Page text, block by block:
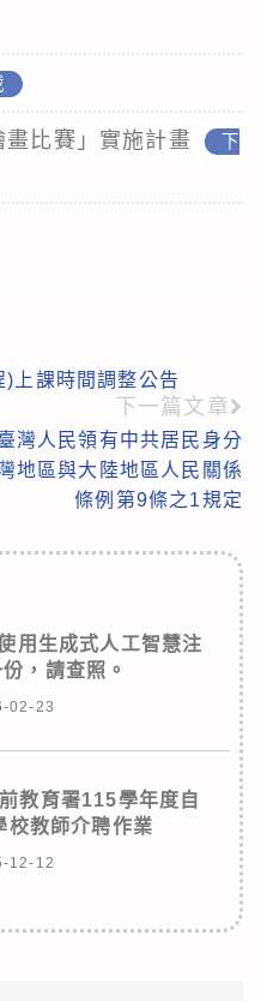
畫比賽」實施計畫
下
上課時間調整公告
下一篇文章
灣人民領有中共居民身分
地區與大陸地區人民關係
條例第9條之1規定
用生成式人工智慧注
，請查照。
02-23
教育署115學年度自
校教師介聘作業
12-12